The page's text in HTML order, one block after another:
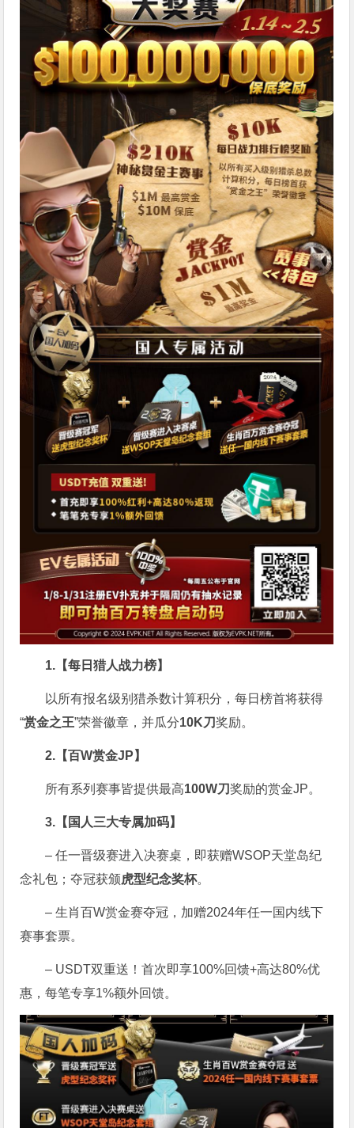
1.【每日猎人战力榜】
以所有报名级别猎杀数计算积分，每日榜首将获得
“赏金之王”荣誉徽章，并瓜分10K刀奖励。
2.【百W赏金JP】
所有系列赛事皆提供最高100W刀奖励的赏金JP。
3.【国人三大专属加码】
– 任一晋级赛进入决赛桌，即获赠WSOP天堂岛纪
念礼包；夺冠获颁虎型纪念奖杯。
– 生肖百W赏金赛夺冠，加赠2024年任一国内线下
赛事套票。
– USDT双重送！首次即享100%回馈+高达80%优
惠，每笔专享1%额外回馈。